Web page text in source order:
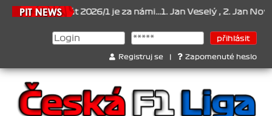
2026/1 je za námi...1. Jan Veselý , 2. Jan Nováček , 3.
Registruj se Zapomenuté heslo